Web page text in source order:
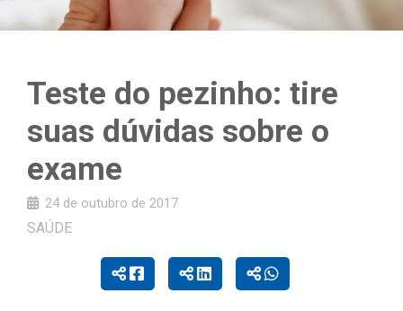
Teste do pezinho: tire
suas dúvidas sobre o
exame
24 de outubro de 2017
SAÚDE